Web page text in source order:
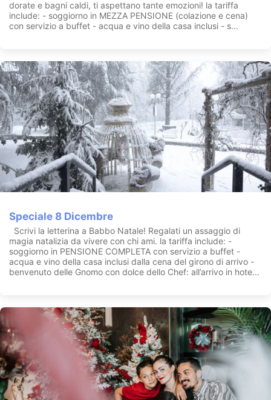
dorate e bagni caldi, ti aspettano tante emozioni! la tariffa
include: - soggiorno in MEZZA PENSIONE (colazione e cena)
con servizio a buffet - acqua e vino della casa inclusi - s...
Speciale 8 Dicembre
Scrivi la letterina a Babbo Natale! Regalati un assaggio di
magia natalizia da vivere con chi ami. la tariffa include: -
soggiorno in PENSIONE COMPLETA con servizio a buffet -
acqua e vino della casa inclusi dalla cena del girono di arrivo -
benvenuto delle Gnomo con dolce dello Chef: all’arrivo in hote...